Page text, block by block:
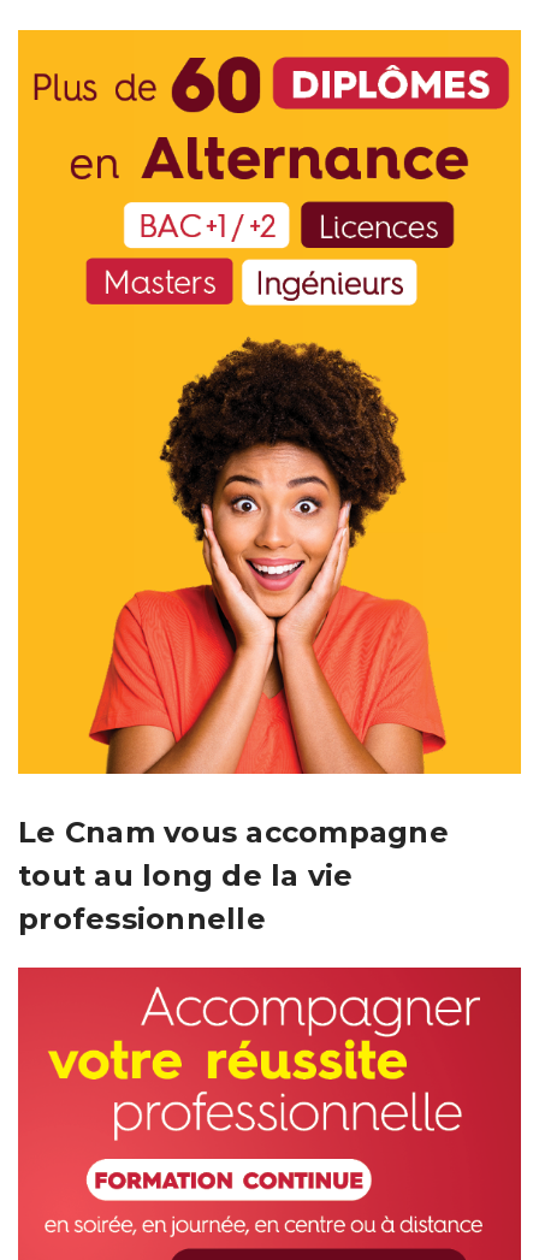
e
Le Cnam vous accompagne
tout au long de la vie
professionnelle